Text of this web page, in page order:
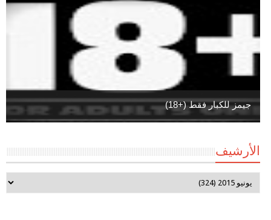
جيمز للكبار فقط (+18)
الأرشيف